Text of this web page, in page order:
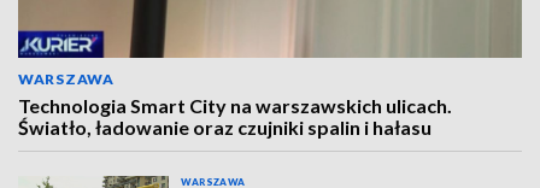
WARSZAWA
Technologia Smart City na warszawskich ulicach.
Światło, ładowanie oraz czujniki spalin i hałasu
WARSZAWA